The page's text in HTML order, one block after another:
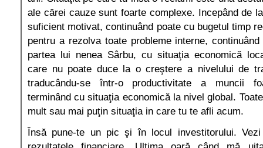
ale cărei cauze sunt foarte complexe. Incepând de
suficient motivat, continuând poate cu bugetul timp
pentru a rezolva toate probleme interne,
partea lui nenea Sârbu, cu situaţia economică
care nu poate duce la o creştere a nivelului de
traducându-se într-o productivitate a muncii
terminând cu situaţia economică la nivel global.
mult sau mai puţin situaţia in care tu te afli acum.
Însă pune-te un pic şi în locul investitorului.